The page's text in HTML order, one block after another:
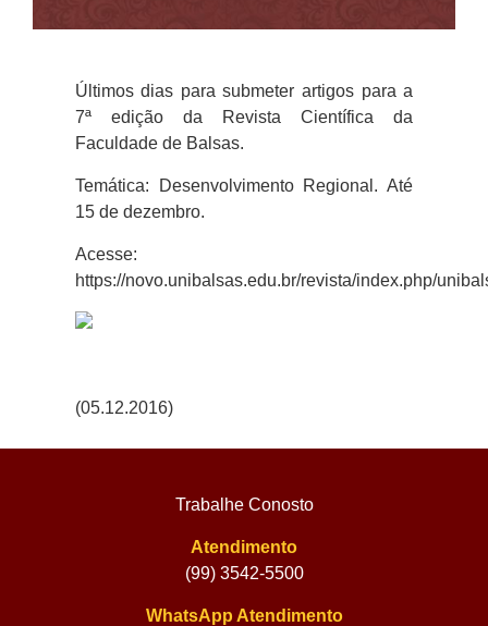
Últimos dias para submeter artigos para a
7ª edição da Revista Científica da
Faculdade de Balsas.
Temática: Desenvolvimento Regional. Até
15 de dezembro.
Acesse:
https://novo.unibalsas.edu.br/revista/index.php/
(05.12.2016)
Trabalhe Conosto
Atendimento
(99) 3542-5500
WhatsApp Atendimento